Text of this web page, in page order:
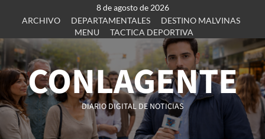
8 de agosto de 2026
ARCHIVO
DEPARTAMENTALES
DESTINO MALVINAS
MENU
TACTICA DEPORTIVA
CONLAGENTE
DIARIO DIGITAL DE NOTICIAS